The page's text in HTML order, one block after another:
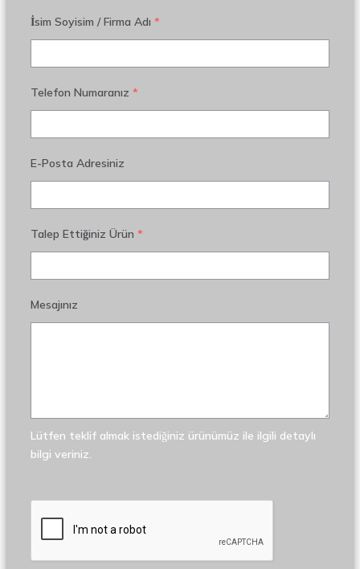
İsim Soyisim / Firma Adı *
Telefon Numaranız *
E-Posta Adresiniz
Talep Ettiğiniz Ürün *
Mesajınız
Lütfen teklif almak istediğiniz ürünümüz ile ilgili detaylı
bilgi veriniz.